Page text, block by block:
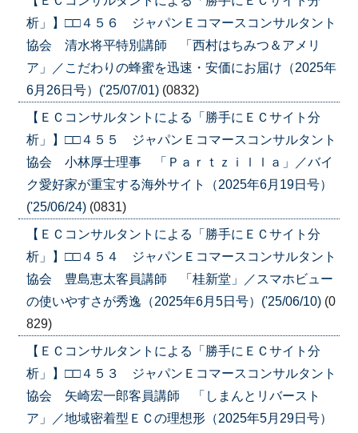
析」】□□４５６ ジャパンＥコマースコンサルタント
協会 清水将平特別講師 「西村はちみつ＆アメリ
ア」／こだわりの蜂蜜を迅速・安価にお届け（2025年
6月26日号）('25/07/01) (0832)
【ＥＣコンサルタントによる「勝手にＥＣサイト分
析」】□□４５５ ジャパンＥコマースコンサルタント
協会 小林厚士理事 「Ｐａｒｔｚｉｌｌａ」／バイ
ク愛好家が重宝する海外サイト（2025年6月19日号）
('25/06/24) (0831)
【ＥＣコンサルタントによる「勝手にＥＣサイト分
析」】□□４５４ ジャパンＥコマースコンサルタント
協会 豊島恵太客員講師 「桂新堂」／スマホビュー
の使いやすさが秀逸（2025年6月5日号）('25/06/10) (0
829)
【ＥＣコンサルタントによる「勝手にＥＣサイト分
析」】□□４５３ ジャパンＥコマースコンサルタント
協会 矢崎宏一郎客員講師 「しまんとリバースト
ア」／地域密着型ＥＣの理想形（2025年5月29日号）